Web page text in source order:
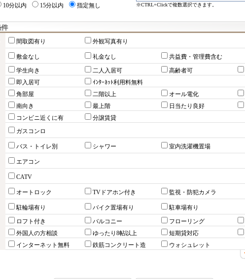
10分以内 15分以内 指定無し ※CTRL+Clickで複数選択できます。
間取図有り 外観写真有り
敷金なし 礼金なし 共益費・管理費含む
学生向き 二人入居可 高齢者可
即入居可
ｲﾝﾀｰﾈｯﾄ利用料無料
角部屋 二階以上 オール電化
南向き
最上階 日当たり良好
コンビニ近くに有
分譲賃貸
ガスコンロ
バス・トイレ別 シャワー 室内洗濯機置場
エアコン
CATV
オートロック TVドアホン付き 監視・防犯カメラ
駐輪場有り バイク置場有り 駐車場有り
ロフト付き バルコニー フローリング
外国人の方相談
ゆったり8帖以上 短期貸対応
インターネット無料
鉄筋コンクリート造 ウォシュレット